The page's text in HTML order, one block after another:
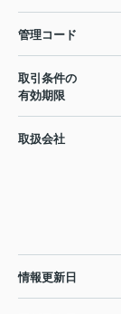
管理コード
取引条件の
有効期限
取扱会社
情報更新日